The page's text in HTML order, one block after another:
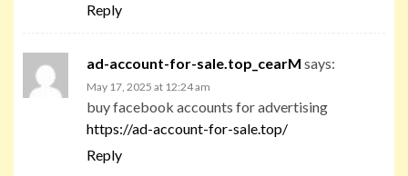
Reply
ad-account-for-sale.top_cearM says:
May 17, 2025 at 12:24 am
buy facebook accounts for advertising
https://ad-account-for-sale.top/
Reply